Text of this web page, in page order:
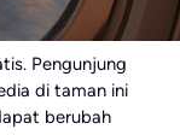
Pengunjung
di taman ini
berubah